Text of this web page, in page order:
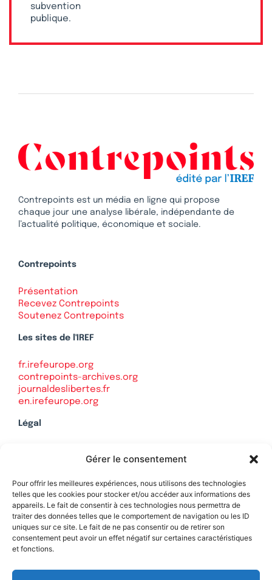
Gérer le consentement
Pour offrir les meilleures expériences, nous utilisons des technologies
telles que les cookies pour stocker et/ou accéder aux informations des
appareils. Le fait de consentir à ces technologies nous permettra de
traiter des données telles que le comportement de navigation ou les ID
uniques sur ce site. Le fait de ne pas consentir ou de retirer son
consentement peut avoir un effet négatif sur certaines caractéristiques
et fonctions.
subvention
publique.
Contrepoints est un média en ligne qui propose
chaque jour une analyse libérale, indépendante de
l’actualité politique, économique et sociale.
Contrepoints
Présentation
Recevez Contrepoints
Soutenez Contrepoints
Les sites de l'IREF
fr.irefeurope.org
contrepoints-archives.org
journaldeslibertes.fr
en.irefeurope.org
Légal
Politique de confidentialité
Contact
Soutenez Contrepoints